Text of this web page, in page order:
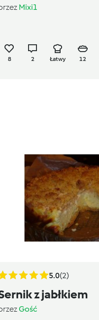
Mixi1
8 2 Łatwy 12
5.0(2)
z jabłkiem
Gość